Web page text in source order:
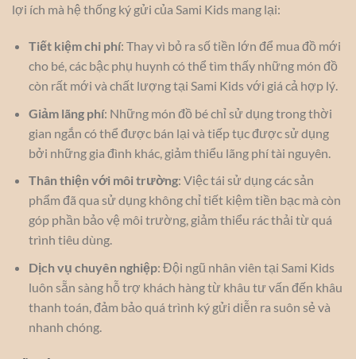
lợi ích mà hệ thống ký gửi của Sami Kids mang lại:
Tiết kiệm chi phí: Thay vì bỏ ra số tiền lớn để mua đồ mới
cho bé, các bậc phụ huynh có thể tìm thấy những món đồ
còn rất mới và chất lượng tại Sami Kids với giá cả hợp lý.
Giảm lãng phí: Những món đồ bé chỉ sử dụng trong thời
gian ngắn có thể được bán lại và tiếp tục được sử dụng
bởi những gia đình khác, giảm thiểu lãng phí tài nguyên.
Thân thiện với môi trường: Việc tái sử dụng các sản
phẩm đã qua sử dụng không chỉ tiết kiệm tiền bạc mà còn
góp phần bảo vệ môi trường, giảm thiểu rác thải từ quá
trình tiêu dùng.
Dịch vụ chuyên nghiệp: Đội ngũ nhân viên tại Sami Kids
luôn sẵn sàng hỗ trợ khách hàng từ khâu tư vấn đến khâu
thanh toán, đảm bảo quá trình ký gửi diễn ra suôn sẻ và
nhanh chóng.